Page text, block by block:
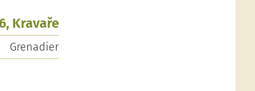
Kravaře
Grenadier